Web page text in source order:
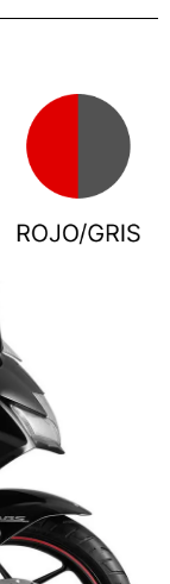
Y LED
una
y el
no solo
que también
de visión